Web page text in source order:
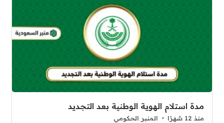
مدة استلام الهوية الوطنية بعد التجديد
منذ 12 شهرًا المنبر الحكومي